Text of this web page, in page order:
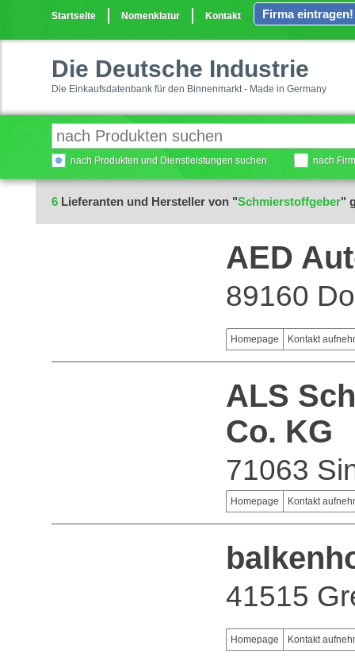
Startseite Nomenklatur Kontakt Firma eintragen!
Die Deutsche Industrie
Die Einkaufsdatenbank für den Binnenmarkt - Made in Germany
nach Produkten und Dienstleistungen suchen nach
6 Lieferanten und Hersteller von "Schmierstoffgeber"
AED
89160
Homepage Kontakt
ALS
Co. KG
71063
Homepage Kontakt
41515
Homepage Kontakt